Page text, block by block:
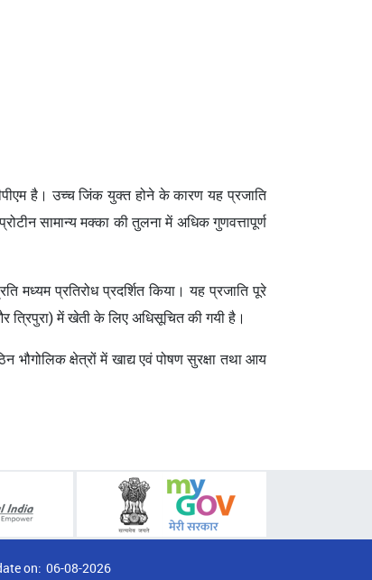
है। उच्च जिंक युक्त होने के कारण यह प्रजाति
सामान्य मक्का की तुलना में अधिक गुणवत्तापूर्ण
मध्यम प्रतिरोध प्रदर्शित किया। यह प्रजाति पूरे
त्रिपुरा) में खेती के लिए अधिसूचित की गयी है।
क्षेत्रों में खाद्य एवं पोषण सुरक्षा तथा आय
on: 06-08-2026